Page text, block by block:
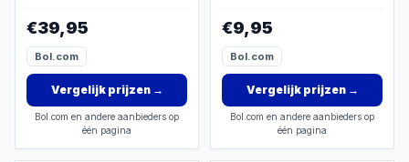
€39,95
Bol.com
Vergelijk prijzen→
Bol.com en andere aanbieders op
één pagina
€9,95
Bol.com
Vergelijk prijzen→
Bol.com en andere aanbieders op
één pagina